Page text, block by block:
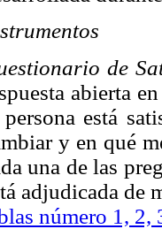
de
abierta
está
y en qué
una de las
adjudicada de
número 1, 2,